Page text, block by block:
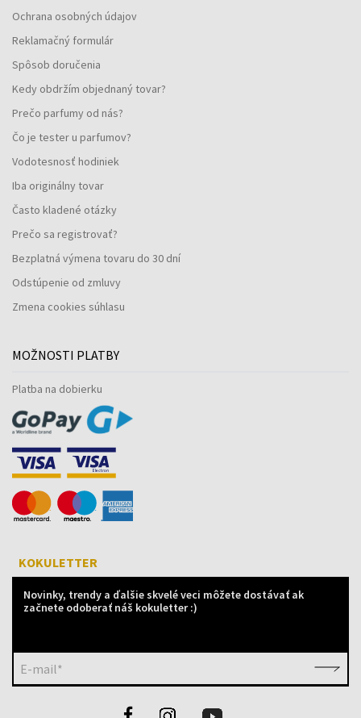
Ochrana osobných údajov
Reklamačný formulár
Spôsob doručenia
Kedy obdržím objednaný tovar?
Prečo parfumy od nás?
Čo je tester u parfumov?
Vodotesnosť hodiniek
Iba originálny tovar
Často kladené otázky
Prečo sa registrovať?
Bezplatná výmena tovaru do 30 dní
Odstúpenie od zmluvy
Zmena cookies súhlasu
MOŽNOSTI PLATBY
Platba na dobierku
KOKULETTER
Novinky, trendy a ďalšie skvelé veci môžete dostávať ak
začnete odoberať náš kokuletter :)
E-mail*